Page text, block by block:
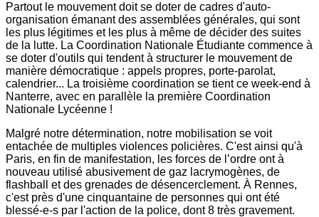
Partout le mouvement doit se doter de cadres d'auto-
organisation émanant des assemblées générales, qui sont
les plus légitimes et les plus à même de décider des suites
de la lutte. La Coordination Nationale Étudiante commence à
se doter d'outils qui tendent à structurer le mouvement de
manière démocratique : appels propres, porte-parolat,
calendrier... La troisième coordination se tient ce week-end à
Nanterre, avec en parallèle la première Coordination
Nationale Lycéenne !
Malgré notre détermination, notre mobilisation se voit
entachée de multiples violences policières. C'est ainsi qu'à
Paris, en fin de manifestation, les forces de l’ordre ont à
nouveau utilisé abusivement de gaz lacrymogènes, de
flashball et des grenades de désencerclement. À Rennes,
c'est près d'une cinquantaine de personnes qui ont été
blessé-e-s par l'action de la police, dont 8 très gravement.